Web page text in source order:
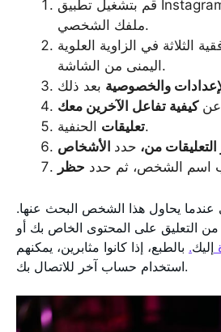
قم بتشغيل تطبيق Instagram وانتقل إلى صفحة
ملفك الشخصي.
الثلاثة في الزاوية العلوية
اليمنى من الشاشة.
والخصوصية
عنكيفية تفاعل الآخرين معك
تعليقاتالحنفية.
من، حدد الأشخاص
اسم الشخص، ثم حدد
يحاول هذا الشخص البحث عنها.
من التعليق على المحتوى الخاص بك أو
إليك. بالطبع، إذا كانوا مثابرين، يمكنهم
استخدام حساب آخر للاتصال بك.